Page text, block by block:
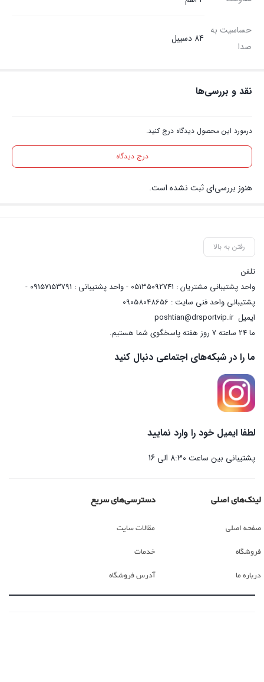
حساسیت به
صدا
84 دسیبل
نقد و بررسی‌ها
درمورد این محصول دیدگاه درج کنید.
درج دیدگاه
هنوز بررسی‌ای ثبت نشده است.
رفتن به بالا
تلفن
واحد پشتیبانی مشتریان : 05135092741 - واحد پشتیبانی : 09157153791 -
پشتیبانی واحد فنی سایت : 09058048656
ایمیلposhtian@drsportvip.ir
ما 24 ساعته 7 روز هفته پاسخگوی شما هستیم.
ما را در شبکه‌های اجتماعی دنبال کنید
لطفا ایمیل خود را وارد نمایید
پشتیبانی بین ساعت 8:30 الی 16
لینک‌های اصلی
صفحه اصلی
فروشگاه
درباره ما
دسترسی‌های سریع
مقالات سایت
خدمات
آدرس فروشگاه